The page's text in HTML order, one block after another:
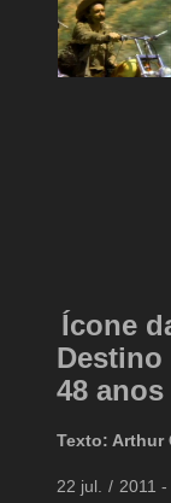
Ícone
Destino
48 anos
Texto: Arthur
22 jul. / 2011 -